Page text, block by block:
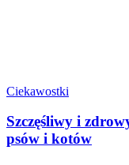
Ciekawostki
Szczęśliwy i
psów i kotów